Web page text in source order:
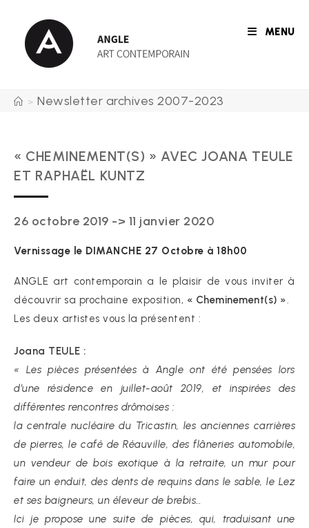
content
MENU
> Newsletter archives 2007-2023
« CHEMINEMENT(S) » AVEC JOANA TEULE
ET RAPHAËL KUNTZ
26 octobre 2019 -> 11 janvier 2020
Vernissage le DIMANCHE 27 Octobre à 18h00
ANGLE art contemporain a le plaisir de vous inviter à
découvrir sa prochaine exposition, « Cheminement(s) ».
Les deux artistes vous la présentent :
Joana TEULE :
« Les pièces présentées à Angle ont été pensées lors
d’une résidence en juillet-août 2019, et inspirées des
différentes rencontres drômoises :
la centrale nucléaire du Tricastin, les anciennes carrières
de pierres, le café de Réauville, des flâneries automobile,
un vendeur de bois exotique à la retraite, un mur pour
faire un enduit, des dents de requins dans le sable, le Lez
et ses baigneurs, un éleveur de brebis…
Ici je propose une suite de pièces, qui, traduisant une